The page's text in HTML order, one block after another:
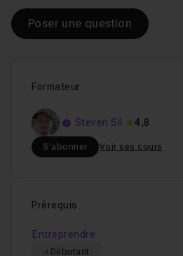
Formateur
Steven Sil 4,8
S'abonner Voir ses cours
Prérequis
Entreprendre
Débutant
Poser une question